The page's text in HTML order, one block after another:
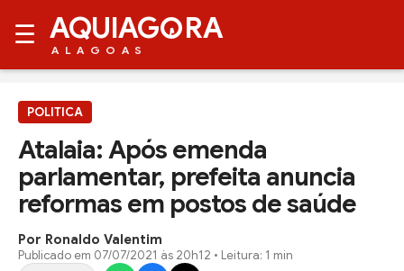
☰ AQUIAG RA
ALAGOAS
POLITICA
Atalaia: Após emenda
parlamentar, prefeita anuncia
reformas em postos de saúde
Por Ronaldo Valentim
Publicado em 07/07/2021 às 20h12 • Leitura: 1 min